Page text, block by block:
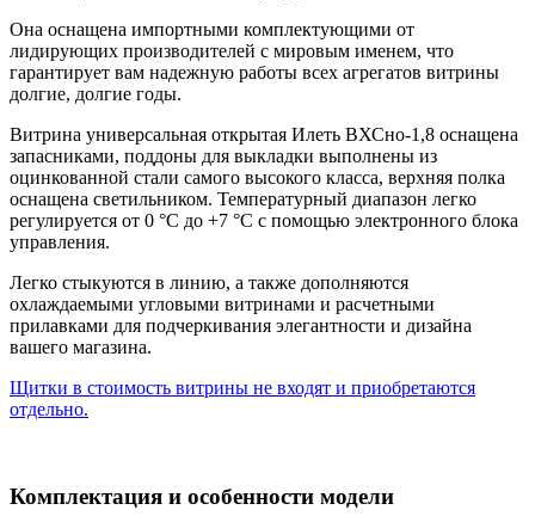
Она оснащена импортными комплектующими от
лидирующих производителей с мировым именем, что
гарантирует вам надежную работы всех агрегатов витрины
долгие, долгие годы.
Витрина универсальная открытая Илеть ВХСно-1,8 оснащена
запасниками, поддоны для выкладки выполнены из
оцинкованной стали самого высокого класса, верхняя полка
оснащена светильником. Температурный диапазон легко
регулируется от 0 °С до +7 °С с помощью электронного блока
управления.
Легко стыкуются в линию, а также дополняются
охлаждаемыми угловыми витринами и расчетными
прилавками для подчеркивания элегантности и дизайна
вашего магазина.
Щитки в стоимость витрины не входят и приобретаются
отдельно.
Комплектация и особенности модели